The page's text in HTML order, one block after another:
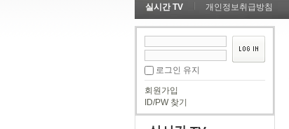
실시간 TV 개인정보취급방침
로그인 유지
회원가입
ID/PW 찾기